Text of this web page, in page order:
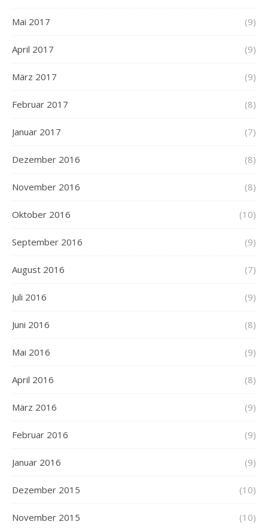
Mai 2017 (9)
April 2017 (9)
März 2017 (9)
Februar 2017 (8)
Januar 2017 (7)
Dezember 2016 (8)
November 2016 (8)
Oktober 2016 (10)
September 2016 (9)
August 2016 (7)
Juli 2016 (9)
Juni 2016 (8)
Mai 2016 (9)
April 2016 (8)
März 2016 (9)
Februar 2016 (9)
Januar 2016 (9)
Dezember 2015 (10)
November 2015 (10)